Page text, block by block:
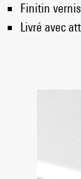
Finitin
Livré avec